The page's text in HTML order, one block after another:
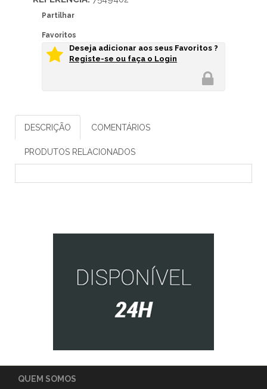
Partilhar
Favoritos
Deseja adicionar aos seus Favoritos ?
Registe-se ou faça o Login
DESCRIÇÃO COMENTÁRIOS
PRODUTOS RELACIONADOS
QUEM SOMOS